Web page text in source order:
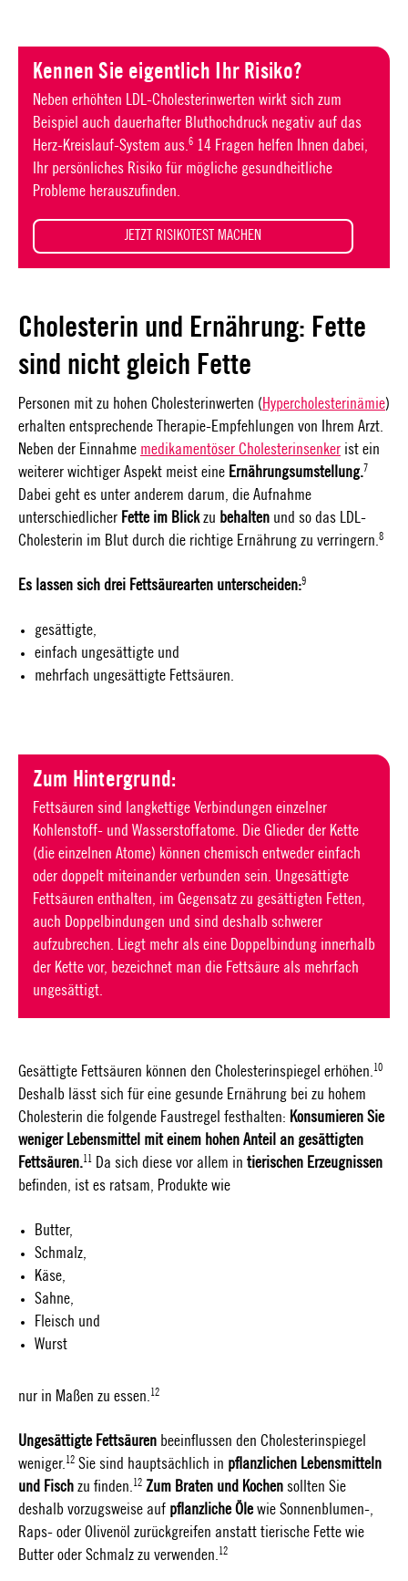
Kennen Sie eigentlich Ihr Risiko?
Neben erhöhten LDL-Cholesterinwerten wirkt sich zum
Beispiel auch dauerhafter Bluthochdruck negativ auf das
Herz-Kreislauf-System aus.6 14 Fragen helfen Ihnen dabei,
Ihr persönliches Risiko für mögliche gesundheitliche
Probleme herauszufinden.
JETZT RISIKOTEST MACHEN
Cholesterin und Ernährung: Fette
sind nicht gleich Fette
Personen mit zu hohen Cholesterinwerten (Hypercholesterinämie)
erhalten entsprechende Therapie-Empfehlungen von Ihrem Arzt.
Neben der Einnahme medikamentöser Cholesterinsenker ist ein
weiterer wichtiger Aspekt meist eine Ernährungsumstellung.7
Dabei geht es unter anderem darum, die Aufnahme
unterschiedlicher Fette im Blickzu behalten und so das LDL-
Cholesterin im Blut durch die richtige Ernährung zu verringern.8
Es lassen sich drei Fettsäurearten unterscheiden:9
gesättigte,
einfach ungesättigte und
mehrfach ungesättigte Fettsäuren.
Zum Hintergrund:
Fettsäuren sind langkettige Verbindungen einzelner
Kohlenstoff- und Wasserstoffatome. Die Glieder der Kette
(die einzelnen Atome) können chemisch entweder einfach
oder doppelt miteinander verbunden sein. Ungesättigte
Fettsäuren enthalten, im Gegensatz zu gesättigten Fetten,
auch Doppelbindungen und sind deshalb schwerer
aufzubrechen. Liegt mehr als eine Doppelbindung innerhalb
der Kette vor, bezeichnet man die Fettsäure als mehrfach
ungesättigt.
Gesättigte Fettsäuren können den Cholesterinspiegel erhöhen.10
Deshalb lässt sich für eine gesunde Ernährung bei zu hohem
Cholesterin die folgende Faustregel festhalten: Konsumieren Sie
weniger Lebensmittel mit einem hohen Anteil an gesättigten
Fettsäuren.11 Da sich diese vor allem in tierischen Erzeugnissen
befinden, ist es ratsam, Produkte wie
Butter,
Schmalz,
Käse,
Sahne,
Fleisch und
Wurst
nur in Maßen zu essen.12
Ungesättigte Fettsäuren beeinflussen den Cholesterinspiegel
weniger.12 Sie sind hauptsächlich in pflanzlichen Lebensmitteln
und Fisch zu finden.12 Zum Braten und Kochen sollten Sie
deshalb vorzugsweise auf pflanzliche Ölewie Sonnenblumen-,
Raps- oder Olivenöl zurückgreifen anstatt tierische Fette wie
Butter oder Schmalz zu verwenden.12